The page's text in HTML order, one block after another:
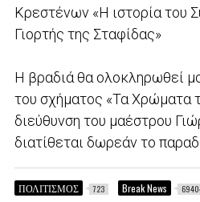
Κρεστένων «Η ιστορία του
Γιορτής της Σταφίδας»
Η βραδιά θα ολοκληρωθεί
του σχήματος «Τα Χρώματα
διεύθυνση του μαέστρου
διατίθεται δωρεάν το
ΠΟΛΙΤΙΣΜΟΣ 723 Break News